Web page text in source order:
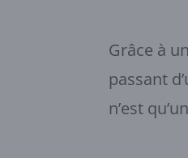
Grâce à
passant
n’est